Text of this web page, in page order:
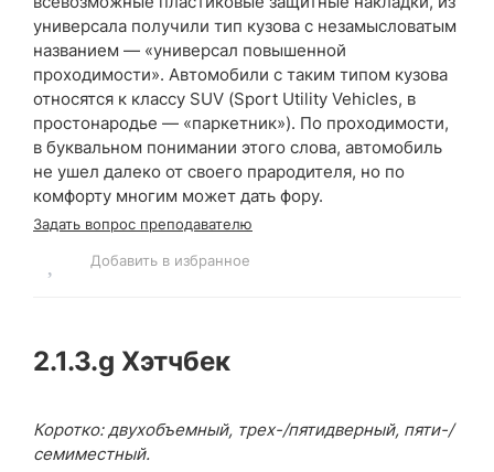
универсала получили тип кузова с незамысловатым
названием — «универсал повышенной
проходимости». Автомобили с таким типом кузова
относятся к классу SUV (Sport Utility Vehicles, в
простонародье — «паркетник»). По проходимости,
в буквальном понимании этого слова, автомобиль
не ушел далеко от своего прародителя, но по
комфорту многим может дать фору.
Задать вопрос преподавателю
Добавить в избранное
2.1.3.g Хэтчбек
Коротко: двухобъемный, трех-/пятидверный, пяти-/
семиместный.